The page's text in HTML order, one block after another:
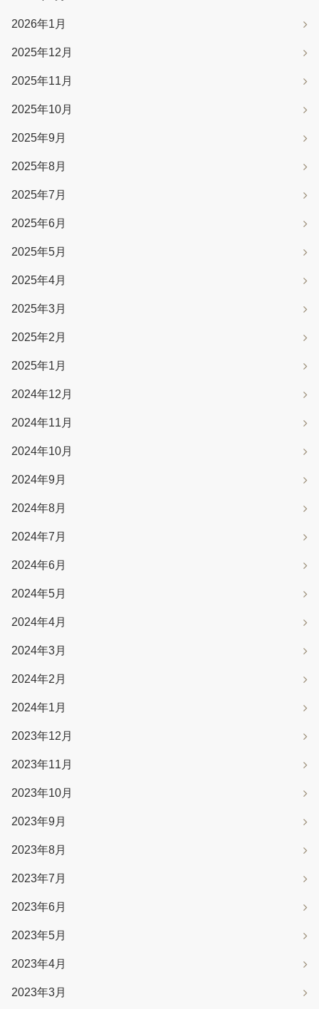
2026年1月
2025年12月
2025年11月
2025年10月
2025年9月
2025年8月
2025年7月
2025年6月
2025年5月
2025年4月
2025年3月
2025年2月
2025年1月
2024年12月
2024年11月
2024年10月
2024年9月
2024年8月
2024年7月
2024年6月
2024年5月
2024年4月
2024年3月
2024年2月
2024年1月
2023年12月
2023年11月
2023年10月
2023年9月
2023年8月
2023年7月
2023年6月
2023年5月
2023年4月
2023年3月